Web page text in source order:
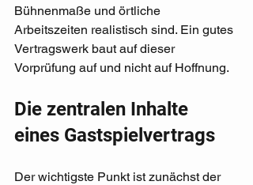
Bühnenmaße und örtliche
Arbeitszeiten realistisch sind. Ein gutes
Vertragswerk baut auf dieser
Vorprüfung auf und nicht auf Hoffnung.
Die zentralen Inhalte
eines Gastspielvertrags
Der wichtigste Punkt ist zunächst der